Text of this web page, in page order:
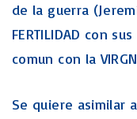
de la guerra
FERTILIDAD con
comun con la
Se quiere asimilar